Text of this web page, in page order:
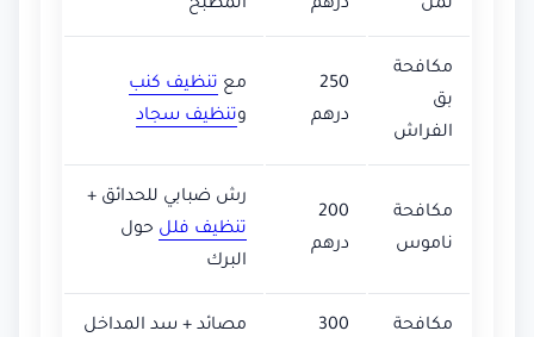
نمل درهم المطبخ
مكافحة
بق
الفراش
250
درهم
مع تنظيف كنب
وتنظيف سجاد
مكافحة
ناموس
200
درهم
رش ضبابي للحدائق +
تنظيف فلل حول
البرك
مكافحة
300
مصائد + سد المداخل